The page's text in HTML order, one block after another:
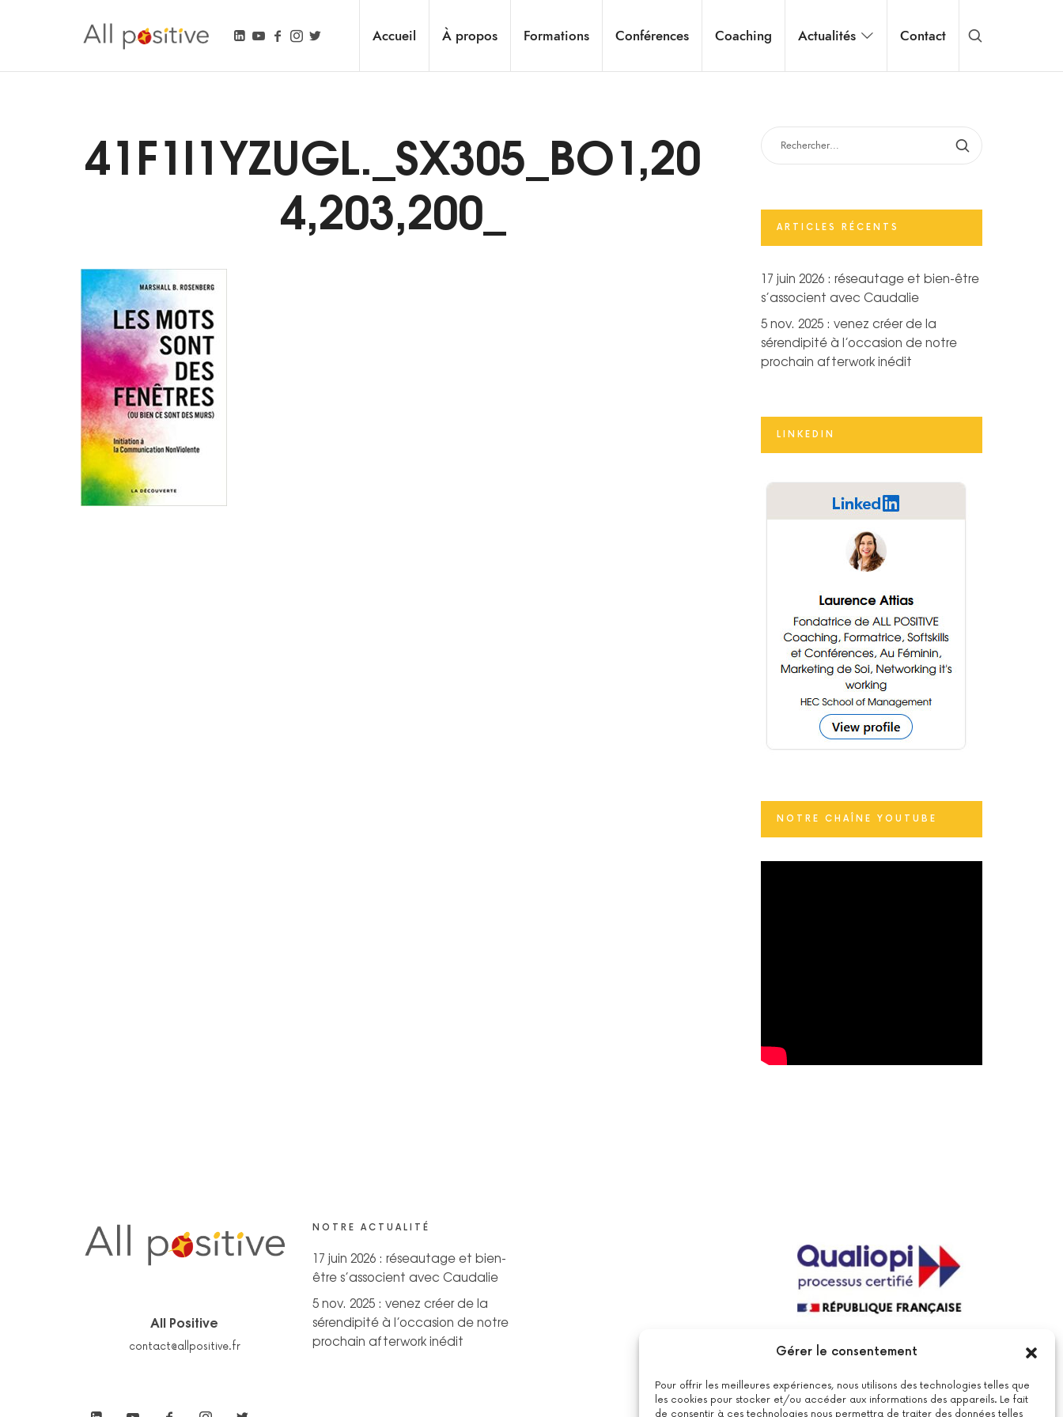
Gérer le consentement
Pour offrir les meilleures expériences, nous utilisons des technologies telles que
les cookies pour stocker et/ou accéder aux informations des appareils. Le fait
de consentir à ces technologies nous permettra de traiter des données telles
All Positive Accueil À propos Formations Conférences Coaching Actualités Contact
41F1l1YZUGL._SX305_BO1,20
4,203,200_
RECHERCHER :
ARTICLES RÉCENTS
17 juin 2026 : réseautage et bien-être
s’associent avec Caudalie
5 nov. 2025 : venez créer de la
sérendipité à l’occasion de notre
prochain afterwork inédit
LINKEDIN
NOTRE CHAÎNE YOUTUBE
All Positive
contact@allpositive.fr
NOTRE ACTUALITÉ
17 juin 2026 : réseautage et bien-
être s’associent avec Caudalie
5 nov. 2025 : venez créer de la
sérendipité à l’occasion de notre
prochain afterwork inédit
La certification qualité a été délivrée au
de formations.Voir le certificat